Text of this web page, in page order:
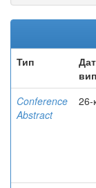
Тип
Conference
Abstract
26-